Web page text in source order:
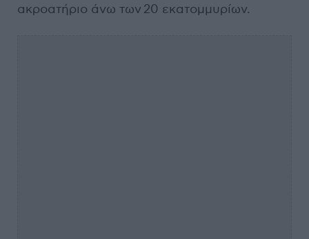
ακροατήριο άνω των 20 εκατομμυρίων.